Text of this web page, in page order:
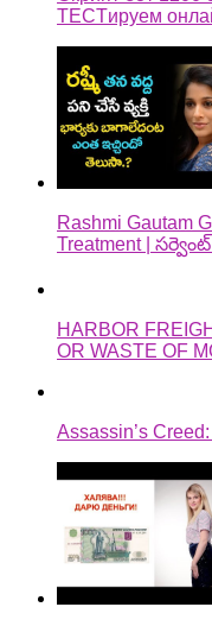
TECTируем
Rashmi Gautam
Treatment |
HARBOR
OR WASTE OF
Assassin’s